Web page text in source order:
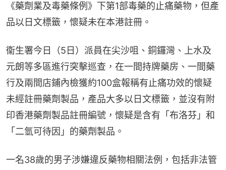
《藥劑業及毒藥條例》下第1部毒藥的止痛藥物，但產
品以日文標籤，懷疑未在本港註冊。
衞生署今日（5日）派員在尖沙咀、銅鑼灣、上水及
元朗等多區進行突擊巡查，在一間持牌藥房、一間藥
行及兩間店鋪內檢獲約100盒報稱有止痛功效的懷疑
未經註冊藥劑製品，產品大多以日文標籤，並沒有附
印香港藥劑製品註冊編號，懷疑是含有「布洛芬」和
「二氫可待因」的藥劑製品。
一名38歲的男子涉嫌違反藥物相關法例，包括非法管